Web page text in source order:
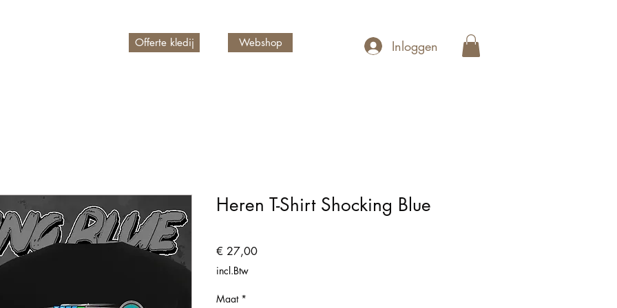
Offerte kledij Inloggen
Webshop
Heren T-Shirt Shocking Blue
€ 27,00Prijs
incl.Btw
Maat *